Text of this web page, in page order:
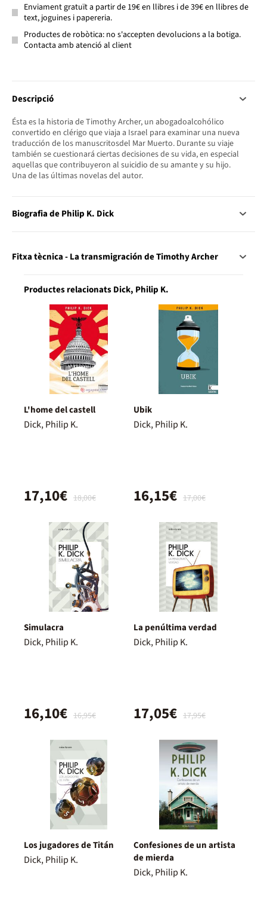
Enviament gratuït a partir de 19€ en llibres i de 39€ en llibres de
text, joguines i papereria.
Productes de robòtica: no s'accepten devolucions a la botiga.
Contacta amb atenció al client
Descripció
Ésta es la historia de Timothy Archer, un abogadoalcohólico
convertido en clérigo que viaja a Israel para examinar una nueva
traducción de los manuscritosdel Mar Muerto. Durante su viaje
también se cuestionará ciertas decisiones de su vida, en especial
aquellas que contribuyeron al suicidio de su amante y su hijo.
Una de las últimas novelas del autor.
Biografia de Philip K. Dick
Fitxa tècnica - La transmigración de Timothy Archer
Productes relacionats Dick, Philip K.
L'home del castell
Dick, Philip K.
18,00€
17,10€
Ubik
Dick, Philip K.
17,00€
16,15€
Simulacra
Dick, Philip K.
16,95€
16,10€
La penúltima verdad
Dick, Philip K.
17,95€
17,05€
Los jugadores de Titán
Dick, Philip K.
Confesiones de un artista
de mierda
Dick, Philip K.